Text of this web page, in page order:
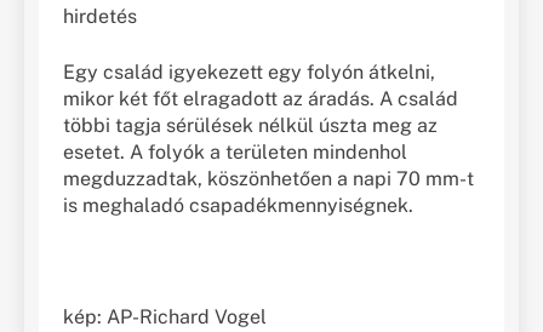
hirdetés
Egy család igyekezett egy folyón átkelni,
mikor két főt elragadott az áradás. A család
többi tagja sérülések nélkül úszta meg az
esetet. A folyók a területen mindenhol
megduzzadtak, köszönhetően a napi 70 mm-t
is meghaladó csapadékmennyiségnek.
kép: AP-Richard Vogel